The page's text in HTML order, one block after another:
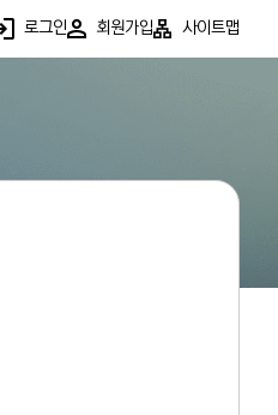
로그인 회원가입 사이트맵